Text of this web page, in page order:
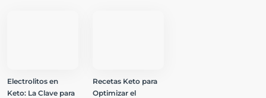
Electrolitos en
Keto: La Clave para
Recetas Keto para
Optimizar el